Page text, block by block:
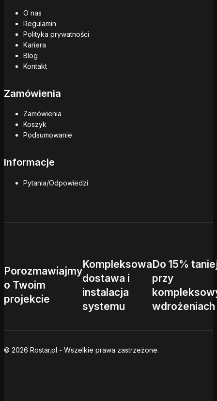
O nas
Regulamin
Polityka prywatności
Kariera
Blog
Kontakt
Zamówienia
Zamówienia
Koszyk
Podsumowanie
Informacje
Pytania/Odpowiedzi
Porozmawiajmy
o Twoim
projekcie
Kompleksowa
dostawa i
instalacja
systemu
Do 15%
przy
wdrożeniach
© 2026 Rostar.pl - Wszelkie prawa zastrzeżone.